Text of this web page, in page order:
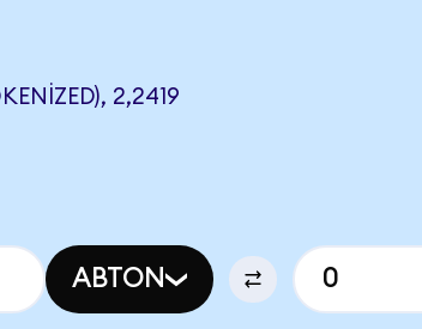
2,2419
ABTON